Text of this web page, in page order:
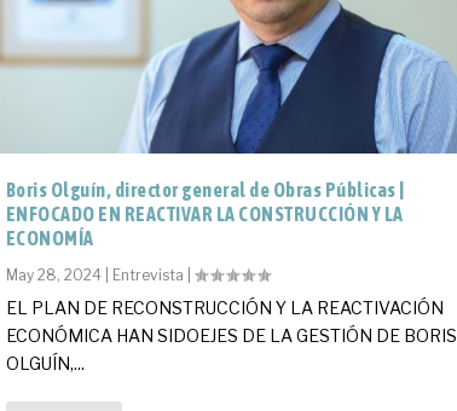
Boris Olguín, director general de Obras Públicas |
ENFOCADO EN REACTIVAR LA CONSTRUCCIÓN Y LA
ECONOMÍA
May 28, 2024| Entrevista
EL PLAN DE RECONSTRUCCIÓN Y LA REACTIVACIÓN
ECONÓMICA HAN SIDOEJES DE LA GESTIÓN DE BORIS
OLGUÍN,...